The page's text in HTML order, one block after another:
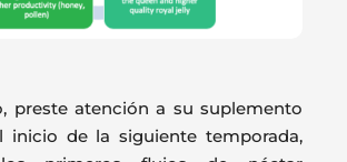
preste atención a su suplemento
inicio de la siguiente temporada,